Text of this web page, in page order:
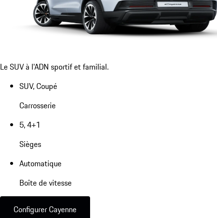
Le SUV à l'ADN sportif et familial.
SUV, Coupé
Carrosserie
5, 4+1
Sièges
Automatique
Boîte de vitesse
Configurer Cayenne